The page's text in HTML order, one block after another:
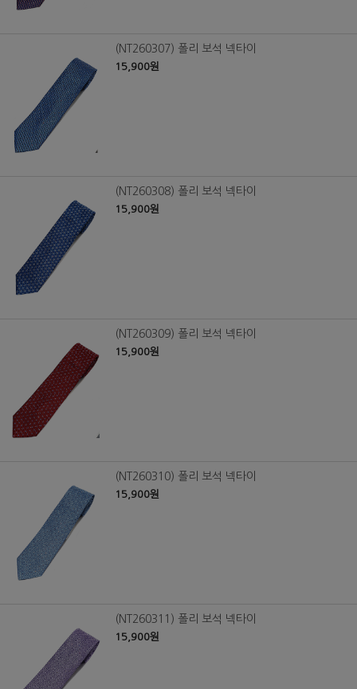
(NT260307) 폴리 보석 넥타이
15,900원
(NT260308) 폴리 보석 넥타이
15,900원
(NT260309) 폴리 보석 넥타이
15,900원
(NT260310) 폴리 보석 넥타이
15,900원
(NT260311) 폴리 보석 넥타이
15,900원